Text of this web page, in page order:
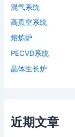
混气系统
高真空系统
熔炼炉
PECVD系统
晶体生长炉
近期文章